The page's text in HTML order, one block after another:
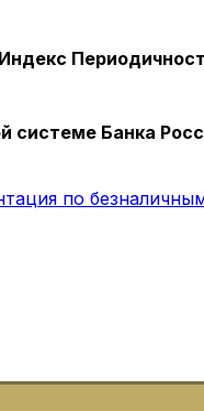
Индекс
системе Банка
по